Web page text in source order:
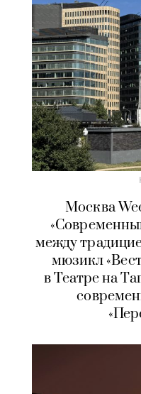
Москва
между
мюзикл
в Театре на